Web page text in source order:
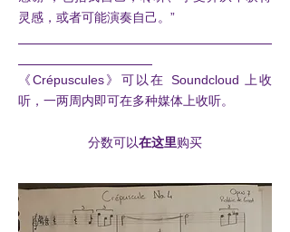
灵感，或者可能演奏自己。”
《Crépuscules》可以在 Soundcloud 上收
听，一两周内即可在多种媒体上收听。
分数可以在这里购买